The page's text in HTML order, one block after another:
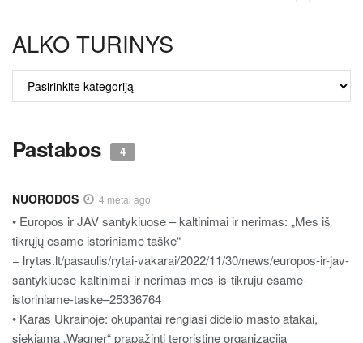
ALKO TURINYS
TURINYS
Pastabos 4
NUORODOS 4 metai ago
• Europos ir JAV santykiuose – kaltinimai ir nerimas: „Mes iš
tikrųjų esame istoriniame taške“
− lrytas.lt/pasaulis/rytai-vakarai/2022/11/30/news/europos-ir-jav-
santykiuose-kaltinimai-ir-nerimas-mes-is-tikruju-esame-
istoriniame-taske–25336764
• Karas Ukrainoje: okupantai rengiasi didelio masto atakai,
siekiama „Wagner“ prapažinti teroristine organizacija